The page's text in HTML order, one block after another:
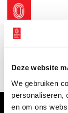
Deze website
We gebruiken
personaliseren,
en om ons